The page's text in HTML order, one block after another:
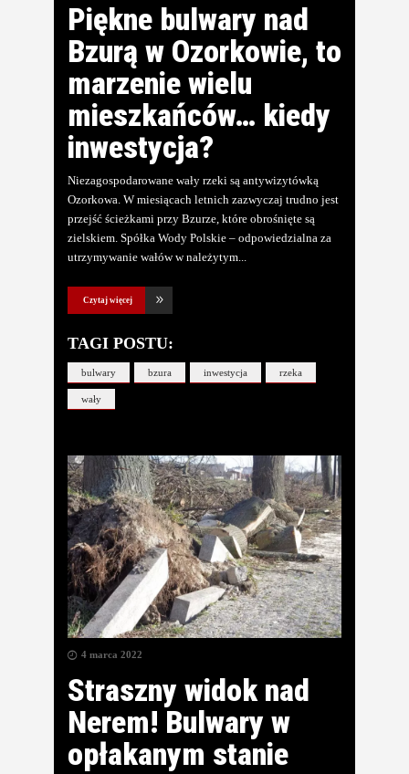
Piękne bulwary nad
Bzurą w Ozorkowie, to
marzenie wielu
mieszkańców… kiedy
inwestycja?
Niezagospodarowane wały rzeki są antywizytówką
Ozorkowa. W miesiącach letnich zazwyczaj trudno jest
przejść ścieżkami przy Bzurze, które obrośnięte są
zielskiem. Spółka Wody Polskie – odpowiedzialna za
utrzymywanie wałów w należytym
Czytaj więcej
TAGI POSTU:
bulwary bzura inwestycja rzeka
wały
4 marca 2022
Straszny widok nad
Nerem! Bulwary w
opłakanym stanie